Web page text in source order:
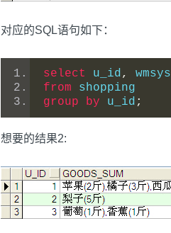
对应的SQL语句如下：
select u_id, wmsys
from shopping
group
by u_id ;
想要的结果2: